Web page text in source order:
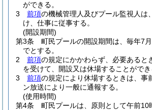
ができる。
3
前項の機械管理人及びプール監視人は
け、仕事に従事する。
(開設期間)
第3条
町民プールの開設期間は、毎年7
でとする。
2
前項の規定にかかわらず、必要あると
を受けて、開設又は休場することができ
3
前項の規定により休場するときは、事
ン放送により一般に通報する。
(使用時間)
第4条
町民プールは、原則として午前10